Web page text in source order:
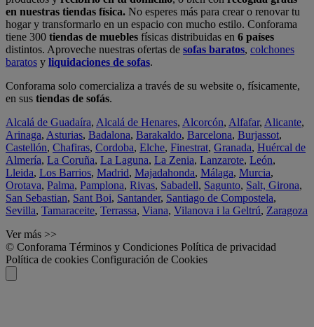
en nuestras tiendas física. No esperes más para crear o renovar tu
hogar y transformarlo en un espacio con mucho estilo. Conforama
tiene 300 tiendas de muebles físicas distribuidas en 6 países
distintos. Aproveche nuestras ofertas de sofas baratos, colchones
baratos y liquidaciones de sofas.
Conforama solo comercializa a través de su website o, físicamente,
en sus tiendas de sofás.
Alcalá de Guadaíra, Alcalá de Henares, Alcorcón, Alfafar, Alicante,
Arinaga, Asturias, Badalona, Barakaldo, Barcelona, Burjassot,
Castellón, Chafiras, Cordoba, Elche, Finestrat, Granada, Huércal de
Almería, La Coruña, La Laguna, La Zenia, Lanzarote, León,
Lleida, Los Barrios, Madrid, Majadahonda, Málaga, Murcia,
Orotava, Palma, Pamplona, Rivas, Sabadell, Sagunto, Salt, Girona,
San Sebastian, Sant Boi, Santander, Santiago de Compostela,
Sevilla, Tamaraceite, Terrassa, Viana, Vilanova i la Geltrú, Zaragoza
Ver más >>
© Conforama Términos y Condiciones Política de privacidad
Política de cookies Configuración de Cookies